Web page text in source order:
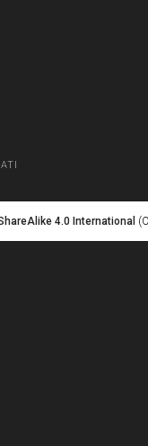
4.0 International